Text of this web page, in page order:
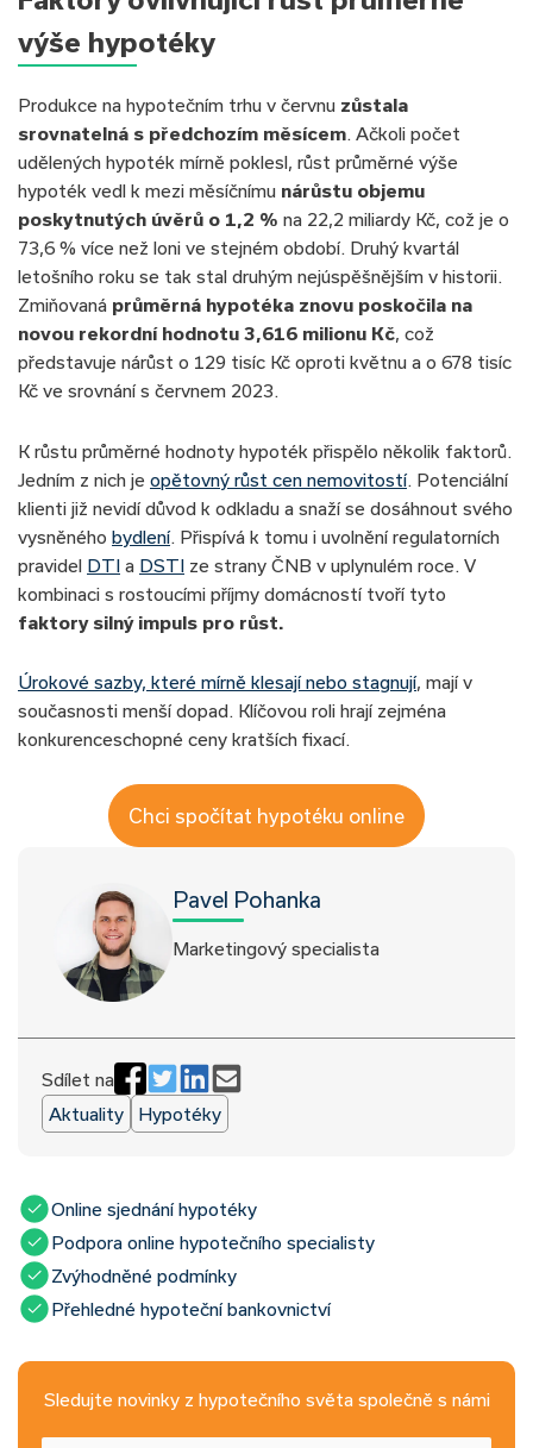
výše hypotéky
Produkce na hypotečním trhu v červnu zůstala
srovnatelná s předchozím měsícem. Ačkoli počet
udělených hypoték mírně poklesl, růst průměrné výše
hypoték vedl k mezi měsíčnímu nárůstu objemu
poskytnutých úvěrů o 1,2 % na 22,2 miliardy Kč, což je o
73,6 % více než loni ve stejném období. Druhý kvartál
letošního roku se tak stal druhým nejúspěšnějším v historii.
Zmiňovaná průměrná hypotéka znovu poskočila na
novou rekordní hodnotu 3,616 milionu Kč, což
představuje nárůst o 129 tisíc Kč oproti květnu a o 678 tisíc
Kč ve srovnání s červnem 2023.
K růstu průměrné hodnoty hypoték přispělo několik faktorů.
Jedním z nich je opětovný růst cen nemovitostí. Potenciální
klienti již nevidí důvod k odkladu a snaží se dosáhnout svého
vysněného bydlení. Přispívá k tomu i uvolnění regulatorních
pravidel DTI a DSTI ze strany ČNB v uplynulém roce. V
kombinaci s rostoucími příjmy domácností tvoří tyto
faktory silný impuls pro růst.
Úrokové sazby, které mírně klesají nebo stagnují, mají v
současnosti menší dopad. Klíčovou roli hrají zejména
konkurenceschopné ceny kratších fixací.
Chci spočítat hypotéku online
Pavel Pohanka
Marketingový specialista
Sdílet na
Aktuality
Hypotéky
Online sjednání hypotéky
Podpora online hypotečního specialisty
Zvýhodněné podmínky
Přehledné hypoteční bankovnictví
Sledujte novinky z hypotečního světa společně s námi